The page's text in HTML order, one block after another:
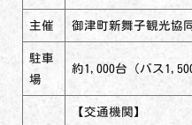
主催 御津町新舞子観光協
駐車
場
約1,000台（バス
【交通機関】